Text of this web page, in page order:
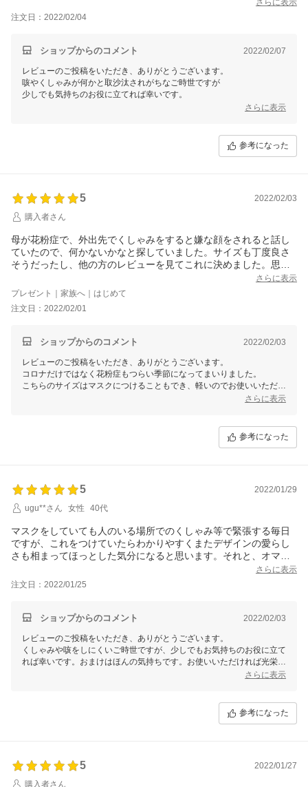
注文日：2022/02/04
ショップからのコメント 2022/02/07
レビューのご投稿をいただき、ありがとうございます。
咳やくしゃみが何かと取沙汰されがちなご時世ですが
少しでも気持ちのお役に立てれば幸いです。
さらに表示
参考になった
5
2022/02/03
購入者さん
母が花粉症で、外出先でくしゃみをすると嫌な顔をされると話し
ていたので、何かないかなと探していました。サイズも丁度良さ
そうだったし、他の方のレビューを見てこれに決めました。思っ
た通り大変満足です。母も喜んでくれました&#10071;&#65039;
さらに表示
プレゼント｜家族へ｜はじめて
注文日：2022/02/01
ショップからのコメント 2022/02/03
レビューのご投稿をいただき、ありがとうございます。
コロナだけではなく花粉症もつらい季節になってまいりました。
こちらのサイズはマスクにつけることもでき、軽いのでお使いいただき
やすいと思います。お母様に喜んでいただけたら本当にうれしいです。
さらに表示
参考になった
5
2022/01/29
ugu**さん
女性 40代
マスクをしていても人のいる場所でのくしゃみ等で緊張する毎日
ですが、これをつけていたらわかりやすくまたデザインの愛らし
さも相まってほっとした気分になると思います。それと、オマケ
に大きめなバッジまでつけていただき感激しました。とても嬉し
かったです。ありがとうございました！
さらに表示
注文日：2022/01/25
ショップからのコメント 2022/02/03
レビューのご投稿をいただき、ありがとうございます。
くしゃみや咳をしにくいご時世ですが、少しでもお気持ちのお役に立て
れば幸いです。おまけはほんの気持ちです。お使いいただければ光栄で
さらに表示
参考になった
5
2022/01/27
購入者さん